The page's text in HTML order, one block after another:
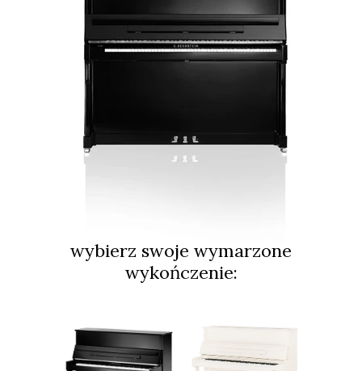
wybierz swoje wymarzone
wykończenie: